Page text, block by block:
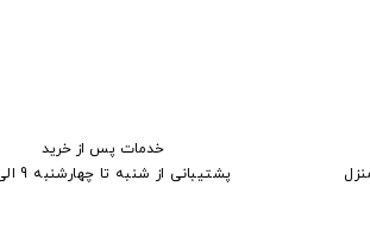
خدمات پس از خرید
پشتیبانی از شنبه تا چهارشنبه 9 الی 18